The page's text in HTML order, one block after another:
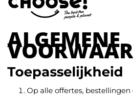
ALGEMENE
Toepasselijkheid
Op alle offertes,